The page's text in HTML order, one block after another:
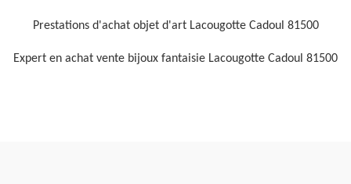
Prestations d'achat objet d'art Lacougotte Cadoul 81500
Expert en achat vente bijoux fantaisie Lacougotte Cadoul 81500